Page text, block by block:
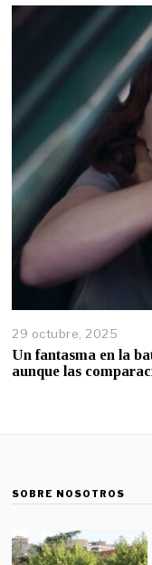
29 octubre, 2025
Un fantasma en la
aunque las
SOBRE NOSOTROS